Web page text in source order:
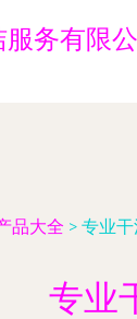
务有限
品大全 > 专业
专业